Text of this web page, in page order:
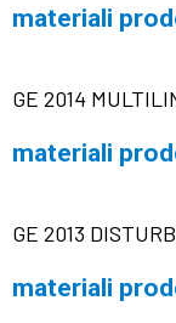
materiali
GE 2014
materiali
GE 2013
materiali